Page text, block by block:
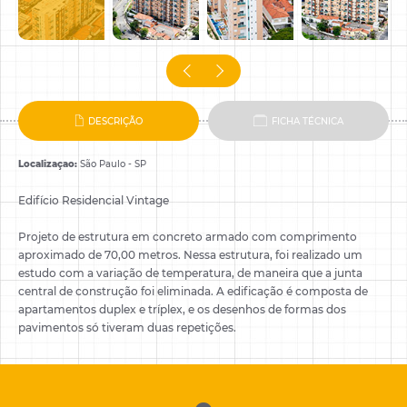
DESCRIÇÃO FICHA TÉCNICA
Localizaçao: São Paulo - SP
Edifício Residencial Vintage
Projeto de estrutura em concreto armado com comprimento
aproximado de 70,00 metros. Nessa estrutura, foi realizado um
estudo com a variação de temperatura, de maneira que a junta
central de construção foi eliminada. A edificação é composta de
apartamentos duplex e tríplex, e os desenhos de formas dos
pavimentos só tiveram duas repetições.
Pular
FECHAR
dados concordo com
Política de
Privacidade.
Pular